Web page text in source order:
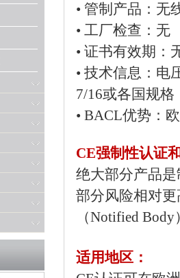
• 管制产品：无
• 工厂检查：无
• 证书有效期：
• 技术信息：电
7/16或各国规格
• BACL优势：
CE强制性认证
绝大部分产品
部分风险相对
（Notified
适用地区：